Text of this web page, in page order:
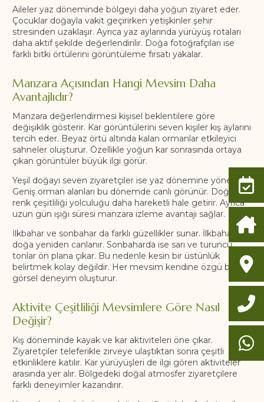
Aileler yaz döneminde bölgeyi daha yoğun ziyaret eder.
Çocuklar doğayla vakit geçirirken yetişkinler şehir
stresinden uzaklaşır. Ayrıca yaz aylarında yürüyüş rotaları
daha aktif şekilde değerlendirilir. Doğa fotoğrafçıları ise
farklı bitki örtülerini görüntüleme fırsatı yakalar.
Manzara Açısından Hangi Mevsim Daha
Avantajlıdır?
Manzara değerlendirmesi kişisel beklentilere göre
değişiklik gösterir. Kar görüntülerini seven kişiler kış aylarını
tercih eder. Beyaz örtü altında kalan ormanlar etkileyici
sahneler oluşturur. Özellikle yoğun kar sonrasında ortaya
çıkan görüntüler büyük ilgi görür.
Yeşil doğayı seven ziyaretçiler ise yaz dönemine yönelir.
Geniş orman alanları bu dönemde canlı görünür. Doğanın
renk çeşitliliği yolculuğu daha hareketli hale getirir. Ayrıca
uzun gün ışığı süresi manzara izleme avantajı sağlar.
İlkbahar ve sonbahar da farklı güzellikler sunar. İlkbaharda
doğa yeniden canlanır. Sonbaharda ise sarı ve turuncu
tonlar ön plana çıkar. Bu nedenle kesin bir üstünlük
belirtmek kolay değildir. Her mevsim kendine özgü bir
görsel deneyim oluşturur.
Aktivite Çeşitliliği Mevsimlere Göre Nasıl
Değişir?
Kış döneminde kayak ve kar aktiviteleri öne çıkar.
Ziyaretçiler teleferikle zirveye ulaştıktan sonra çeşitli
etkinliklere katılır. Kar yürüyüşleri de ilgi gören aktiviteler
arasında yer alır. Bölgedeki doğal atmosfer ziyaretçilere
farklı deneyimler kazandırır.